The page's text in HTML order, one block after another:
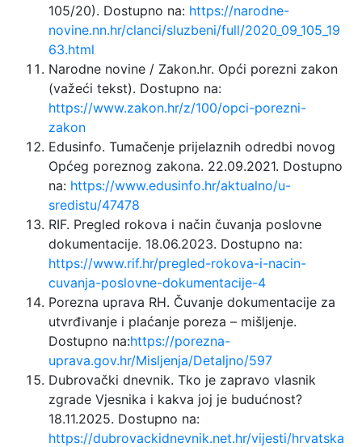
105/20). Dostupno na: https://narodne-
novine.nn.hr/clanci/sluzbeni/full/2020_09_105_19
63.html
Narodne novine / Zakon.hr. Opći porezni zakon
(važeći tekst). Dostupno na:
https://www.zakon.hr/z/100/opci-porezni-
zakon
Edusinfo. Tumačenje prijelaznih odredbi novog
Općeg poreznog zakona. 22.09.2021. Dostupno
na: https://www.edusinfo.hr/aktualno/u-
sredistu/47478
RIF. Pregled rokova i način čuvanja poslovne
dokumentacije. 18.06.2023. Dostupno na:
https://www.rif.hr/pregled-rokova-i-nacin-
cuvanja-poslovne-dokumentacije-4
Porezna uprava RH. Čuvanje dokumentacije za
utvrđivanje i plaćanje poreza – mišljenje.
Dostupno na:https://porezna-
uprava.gov.hr/Misljenja/Detaljno/597
Dubrovački dnevnik. Tko je zapravo vlasnik
zgrade Vjesnika i kakva joj je budućnost?
18.11.2025. Dostupno na:
https://dubrovackidnevnik.net.hr/vijesti/hrvatska